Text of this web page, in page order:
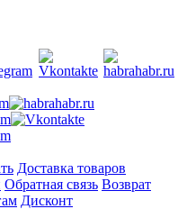
Доставка товаров
Обратная связь Возврат
Дисконт